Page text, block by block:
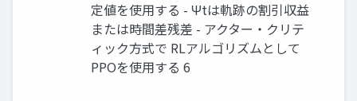
定値を使用する - Ψtは軌跡の割引収益
または時間差残差 - アクター・クリテ
ィック方式で RLアルゴリズムとして
PPOを使用する 6